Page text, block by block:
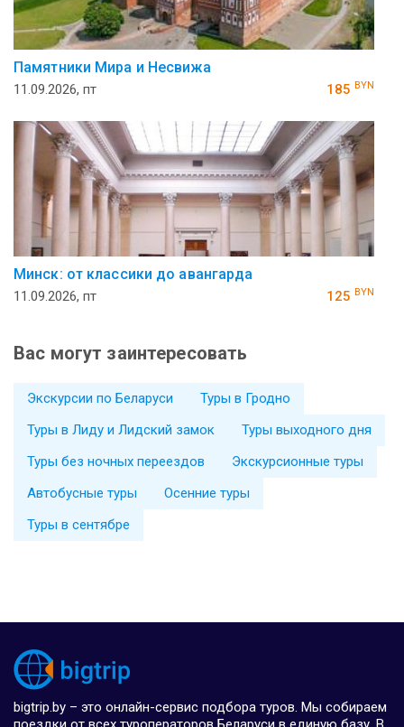
Памятники Мира и Несвижа
11.09.2026, пт 185 BYN
Минск: от классики до авангарда
11.09.2026, пт 125 BYN
Вас могут заинтересовать
Экскурсии по Беларуси
Туры в Гродно
Туры в Лиду и Лидский замок
Туры выходного дня
Туры без ночных переездов
Экскурсионные туры
Автобусные туры
Осенние туры
Туры в сентябре
bigtrip.by – это онлайн-сервис подбора туров. Мы собираем